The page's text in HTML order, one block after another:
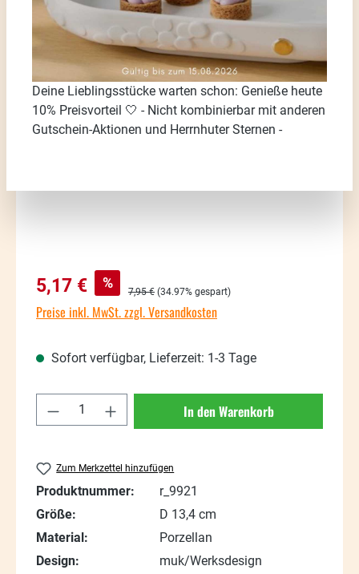
Bildergalerie überspringen
Verkaufspreis:
5,17 € % Regulärer Preis:
7,95 € (34.97% gespart)
Preise inkl. MwSt. zzgl. Versandkosten
Sofort verfügbar, Lieferzeit: 1-3 Tage
Produkt Anzahl: Gib den gewünschten
In den Warenkorb
Zum Merkzettel hinzufügen
Produktnummer:
r_9921
Größe:
D 13,4 cm
Material:
Porzellan
Design:
muk/Werksdesign
Deine Lieblingsstücke warten schon: Genieße heute
10% Preisvorteil 🤍 - Nicht kombinierbar mit anderen
Gutschein-Aktionen und Herrnhuter Sternen -